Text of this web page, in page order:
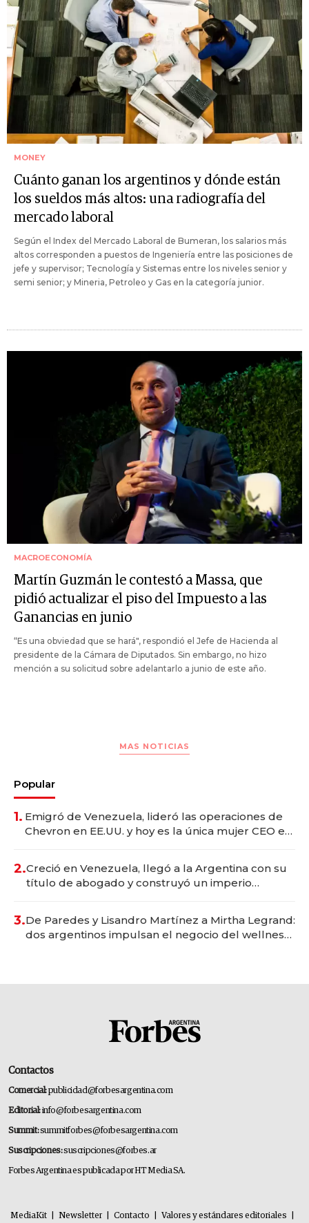
MONEY
Cuánto ganan los argentinos y dónde están
los sueldos más altos: una radiografía del
mercado laboral
Según el Index del Mercado Laboral de Bumeran, los salarios más
altos corresponden a puestos de Ingeniería entre las posiciones de
jefe y supervisor; Tecnología y Sistemas entre los niveles senior y
semi senior; y Mineria, Petroleo y Gas en la categoría junior.
MACROECONOMÍA
Martín Guzmán le contestó a Massa, que
pidió actualizar el piso del Impuesto a las
Ganancias en junio
“Es una obviedad que se hará", respondió el Jefe de Hacienda al
presidente de la Cámara de Diputados. Sin embargo, no hizo
mención a su solicitud sobre adelantarlo a junio de este año.
MAS NOTICIAS
Popular
1. Emigró de Venezuela, lideró las operaciones de
Chevron en EE.UU. y hoy es la única mujer CEO en
2.Creció en Venezuela, llegó a la Argentina con su
título de abogado y construyó un imperio
3.De Paredes y Lisandro Martínez a Mirtha Legrand:
dos argentinos impulsan el negocio del wellness
Contactos
Comercial:publicidad@forbesargentina.com
Editorial:info@forbesargentina.com
Summit:summitforbes@forbesargentina.com
Suscripciones:suscripciones@forbes.ar
Forbes Argentina es publicada por HT Media SA.
MediaKit Newsletter Contacto Valores y estándares editoriales